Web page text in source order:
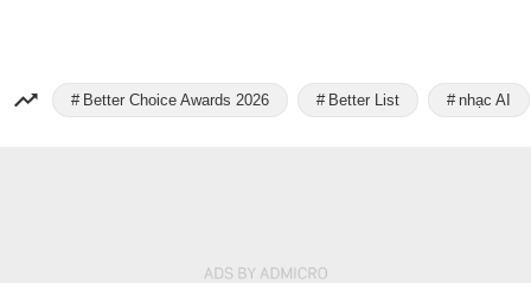
Better Choice Awards 2026 Better List nhạc AI